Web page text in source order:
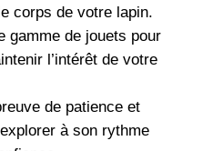
corps de votre lapin.
gamme de jouets pour
l’intérêt de votre
de patience et
à son rythme